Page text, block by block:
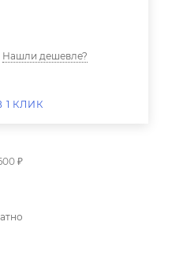
Нашли дешевле?
1 КЛИК
₽